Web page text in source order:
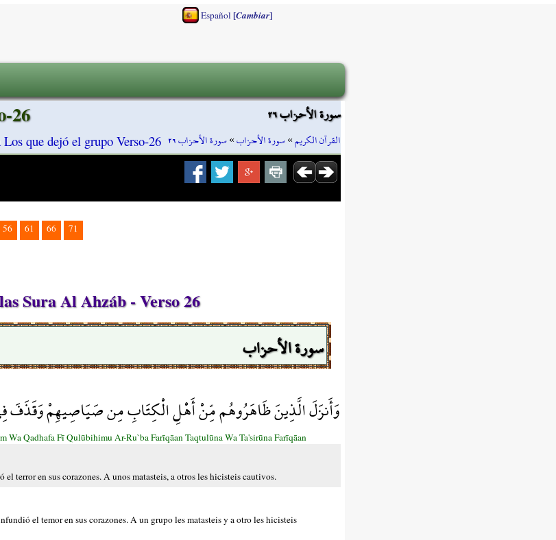
Español [Cambiar]
سورة الأحزاب ٢٦
القرآن الكريم»سورة الأحزاب»سورة الأحزاب ٢٦
26
que dejó el grupo Verso-26
56 61 66 71
Sura Al Ahzáb - Verso 26
سورة الأحزاب
وَأَنزَلَ الَّذِينَ ظَاهَرُوهُم مِّنْ أَهْلِ الْكِتَابِ مِن صَيَاصِيهِمْ وَقَذَفَ فِي
Qadhafa Fī Qulūbihimu Ar-Ru`ba Farīqāan Taqtulūna Wa Ta'sirūna Farīqāan
terror en sus corazones. A unos matasteis, a otros les hicisteis cautivos.
el temor en sus corazones. A un grupo les matasteis y a otro les hicisteis